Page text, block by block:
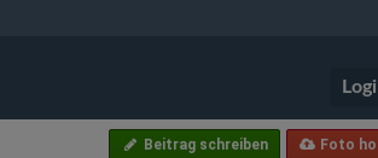
Foto
Beitrag schreiben